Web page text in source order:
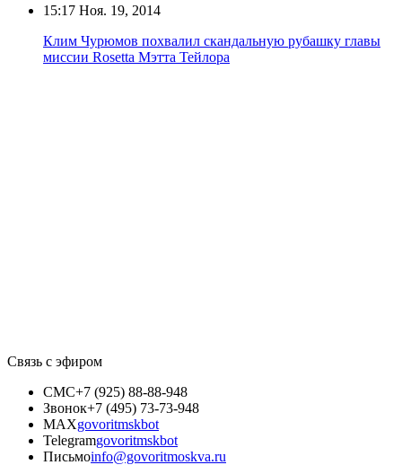
15:17 Ноя. 19, 2014
Клим Чурюмов похвалил скандальную рубашку главы
миссии Rosetta Мэтта Тейлора
Связь с эфиром
СМС+7 (925) 88-88-948
Звонок+7 (495) 73-73-948
MAXgovoritmskbot
Telegramgovoritmskbot
Письмоinfo@govoritmoskva.ru